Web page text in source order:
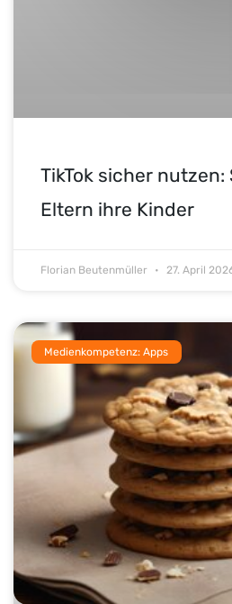
TikTok sicher
Eltern ihre Kinder
Florian Beutenmüller 27. April
Medienkompetenz: Apps